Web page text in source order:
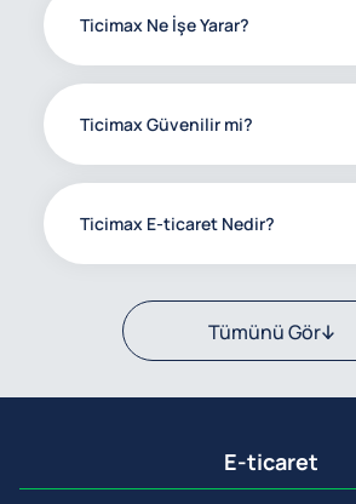
Ticimax Ne İşe Yarar?
Ticimax Güvenilir mi?
Ticimax E-ticaret Nedir?
Tümünü Gör
E-ticaret